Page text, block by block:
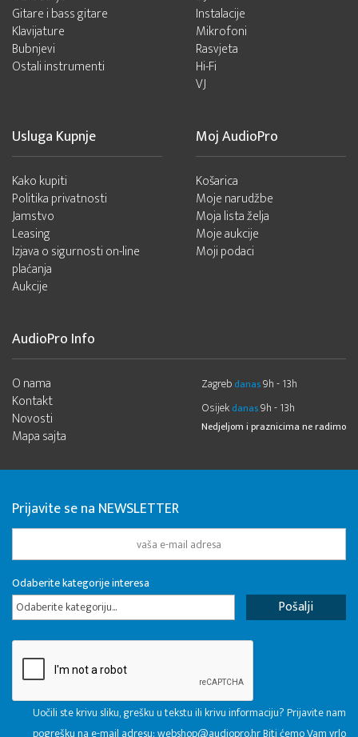
Gitare i bass gitare
Klavijature
Bubnjevi
Ostali instrumenti
Instalacije
Mikrofoni
Rasvjeta
Hi-Fi
VJ
Usluga Kupnje
Kako kupiti
Politika privatnosti
Jamstvo
Leasing
Izjava o sigurnosti on-line
plaćanja
Aukcije
Moj AudioPro
Košarica
Moje narudžbe
Moja lista želja
Moje aukcije
Moji podaci
AudioPro Info
O nama
Kontakt
Novosti
Mapa sajta
Zagreb danas9h - 13h
Osijek danas9h - 13h
Nedjeljom i praznicima ne radimo
Prijavite se na NEWSLETTER
Odaberite kategorije interesa
Odaberite kategoriju...
Uočili ste krivu sliku, grešku u tekstu ili krivu informaciju? Prijavite nam